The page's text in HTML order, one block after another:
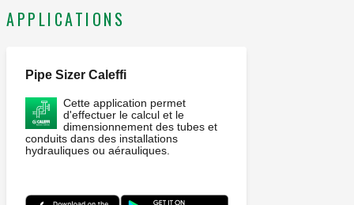
APPLICATIONS
Pipe Sizer Caleffi
Cette application permet
d'effectuer le calcul et le
dimensionnement des tubes et
conduits dans des installations
hydrauliques ou aérauliques.